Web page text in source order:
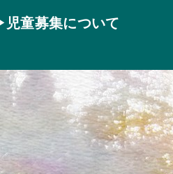
児童募集について